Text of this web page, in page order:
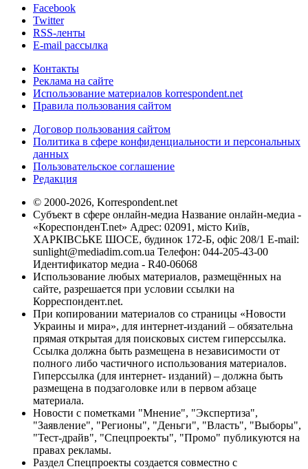
Facebook
Twitter
RSS-ленты
E-mail рассылка
Контакты
Реклама на сайте
Использование материалов korrespondent.net
Правила пользования сайтом
Договор пользования сайтом
Политика в сфере конфиденциальности и персональных
данных
Пользовательское соглашение
Редакция
© 2000-2026, Korrespondent.net
Субъект в сфере онлайн-медиа Название онлайн-медиа -
«КореспонденТ.net» Адрес: 02091, місто Київ,
ХАРКІВСЬКЕ ШОСЕ, будинок 172-Б, офіс 208/1 E-mail:
sunlight@mediadim.com.ua Телефон: 044-205-43-00
Идентификатор медиа - R40-06068
Использование любых материалов, размещённых на
сайте, разрешается при условии ссылки на
Корреспондент.net.
При копировании материалов со страницы «Новости
Украины и мира», для интернет-изданий – обязательна
прямая открытая для поисковых систем гиперссылка.
Ссылка должна быть размещена в независимости от
полного либо частичного использования материалов.
Гиперссылка (для интернет- изданий) – должна быть
размещена в подзаголовке или в первом абзаце
материала.
Новости с пометками "Мнение", "Экспертиза",
"Заявление", "Регионы", "Деньги", "Власть", "Выборы",
"Тест-драйв", "Спецпроекты", "Промо" публикуются на
правах рекламы.
Раздел Спецпроекты создается совместно с